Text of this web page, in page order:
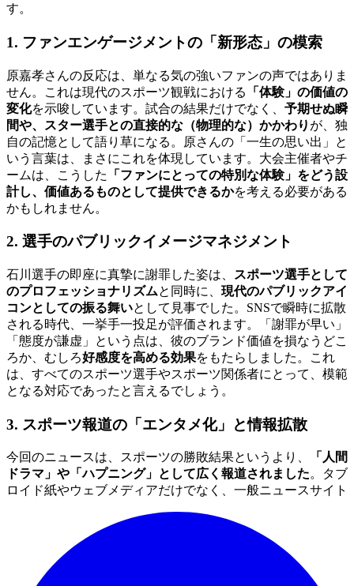
す。
1. ファンエンゲージメントの「新形态」の模索
原嘉孝さんの反応は、単なる気の強いファンの声ではありま
せん。これは現代のスポーツ観戦における
「体験」の価値の
変化を示唆しています。試合の結果だけでなく、 予期せぬ瞬
間や、スター選手との直接的な（物理的な）かかわり が、独
自の記憶として語り草になる。原さんの「一生の思い出」と
いう言葉は、まさにこれを体現しています。大会主催者やチ
ームは、こうした
「ファンにとっての特別な体験」をどう設
計し、価値あるものとして提供できるかを考える必要がある
かもしれません。
2. 選手のパブリックイメージマネジメント
石川選手の即座に真摯に謝罪した姿は、
スポーツ選手として
のプロフェッショナリズムと同時に、 現代のパブリックアイ
コンとしての振る舞いとして見事でした。SNSで瞬時に拡散
される時代、一挙手一投足が評価されます。「謝罪が早い」
「態度が謙虚」という点は、彼のブランド価値を損なうどこ
ろか、むしろ好感度を高める効果をもたらしました。これ
は、すべてのスポーツ選手やスポーツ関係者にとって、模範
となる対応であったと言えるでしょう。
3. スポーツ報道の「エンタメ化」と情報拡散
今回のニュースは、スポーツの勝敗結果というより、
「人間
ドラマ」や「ハプニング」として広く報道されました。タブ
ロイド紙やウェブメディアだけでなく、一般ニュースサイト